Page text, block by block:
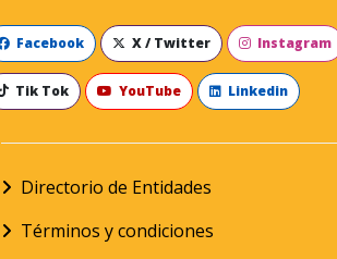
Facebook X / Twitter Instagram
Tik Tok YouTube Linkedin
Directorio de Entidades
Términos y condiciones